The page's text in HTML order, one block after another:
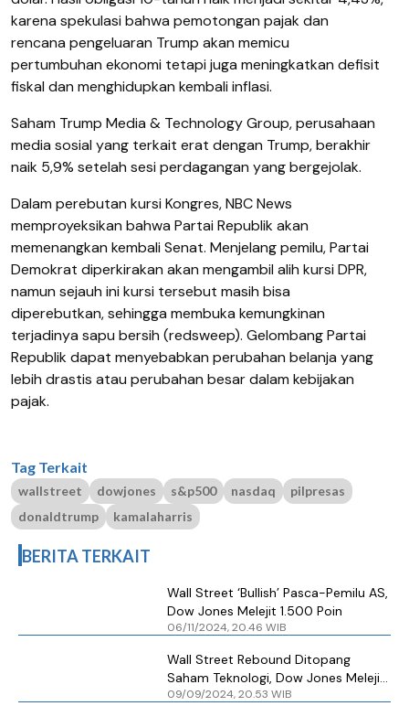
karena spekulasi bahwa pemotongan pajak dan
rencana pengeluaran Trump akan memicu
pertumbuhan ekonomi tetapi juga meningkatkan defisit
fiskal dan menghidupkan kembali inflasi.
Saham Trump Media & Technology Group, perusahaan
media sosial yang terkait erat dengan Trump, berakhir
naik 5,9% setelah sesi perdagangan yang bergejolak.
Dalam perebutan kursi Kongres, NBC News
memproyeksikan bahwa Partai Republik akan
memenangkan kembali Senat. Menjelang pemilu, Partai
Demokrat diperkirakan akan mengambil alih kursi DPR,
namun sejauh ini kursi tersebut masih bisa
diperebutkan, sehingga membuka kemungkinan
terjadinya sapu bersih (redsweep). Gelombang Partai
Republik dapat menyebabkan perubahan belanja yang
lebih drastis atau perubahan besar dalam kebijakan
pajak.
Tag Terkait
wallstreet dowjones s&p500 nasdaq
pilpresas
donaldtrump
kamalaharris
BERITA TERKAIT
Wall Street ‘Bullish’ Pasca-Pemilu AS,
Dow Jones Melejit 1.500 Poin
06/11/2024, 20.46 WIB
Wall Street Rebound Ditopang
Saham Teknologi, Dow Jones Melejit
Hampir 500 Poin
09/09/2024, 20.53 WIB